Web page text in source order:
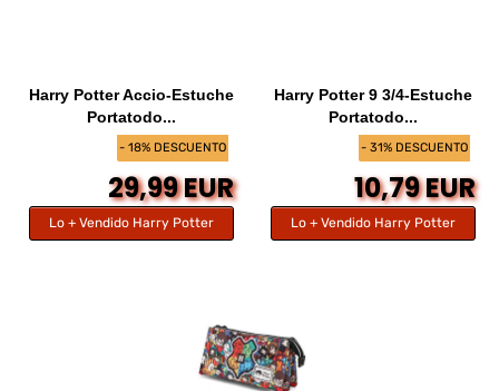
- 18% DESCUENTO
Harry Potter Accio-Estuche
Portatodo...
29,99 EUR
Lo + Vendido Harry Potter
- 31% DESCUENTO
Harry Potter 9 3/4-Estuche
Portatodo...
10,79 EUR
Lo + Vendido Harry Potter